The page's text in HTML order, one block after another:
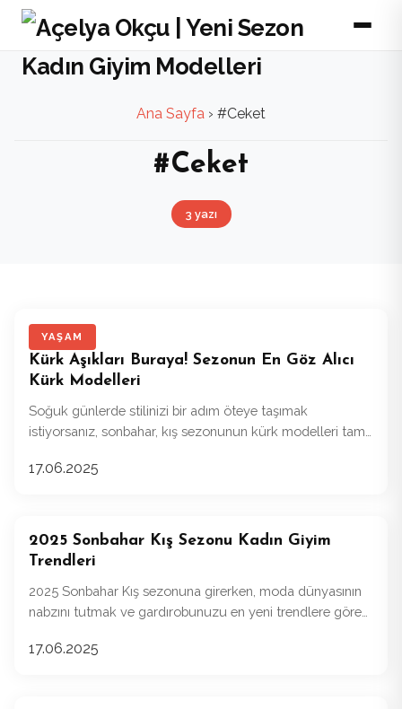
Ana Sayfa › #Ceket
#Ceket
3 yazı
YAŞAM
Kürk Aşıkları Buraya! Sezonun En Göz Alıcı
Kürk Modelleri
Soğuk günlerde stilinizi bir adım öteye taşımak
istiyorsanız, sonbahar, kış sezonunun kürk modelleri tam
17.06.2025
2025 Sonbahar Kış Sezonu Kadın Giyim
Trendleri
2025 Sonbahar Kış sezonuna girerken, moda dünyasının
nabzını tutmak ve gardırobunuzu en yeni trendlere göre
17.06.2025